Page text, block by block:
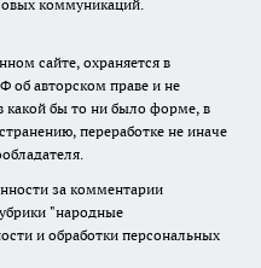
коммуникаций.
сайте, охраняется в
об авторском праве и не
какой бы то ни было форме, в
переработке не иначе
за комментарии
"народные
и обработки персональных